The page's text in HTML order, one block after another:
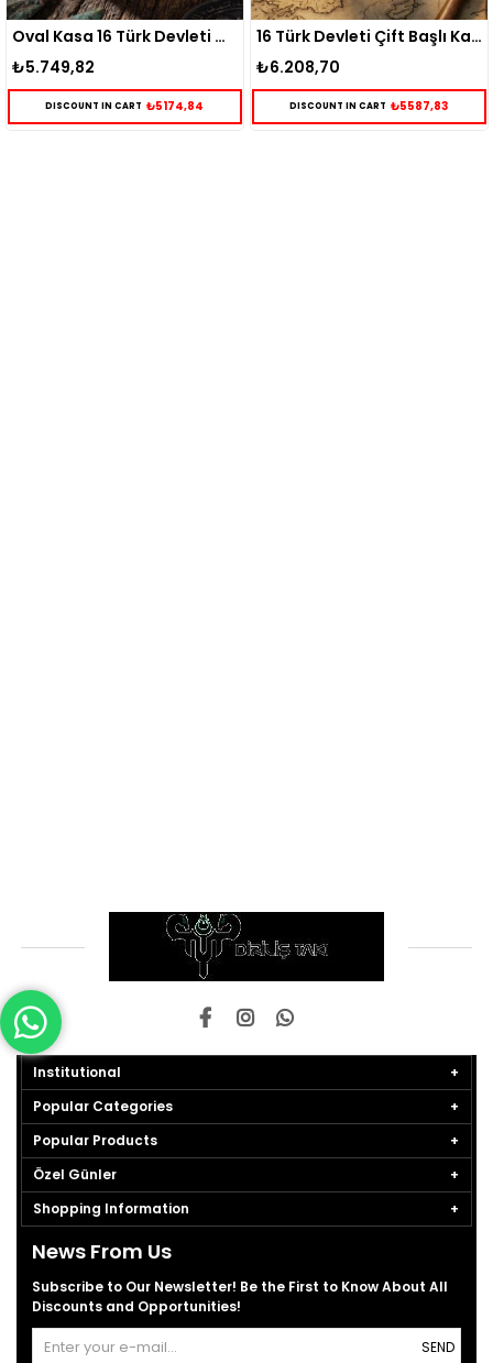
Oval Kasa 16 Türk Devleti Gümüş Yüzük
16 Türk Devleti Çift Başlı Kartal Gümüş Yüzük
₺6.208,70
DISCOUNT IN CART ₺5587,83
₺5.398,87
DISCOUNT IN CART
Institutional
Popular Categories
Popular Products
Özel Günler
Shopping Information
News From Us
Subscribe to Our Newsletter! Be the First to Know About All
Discounts and Opportunities!
SEND